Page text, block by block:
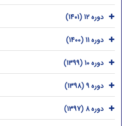
دوره 12 (1401)
دوره 11 (1400)
دوره 10 (1399)
دوره 9 (1398)
دوره 8 (1397)